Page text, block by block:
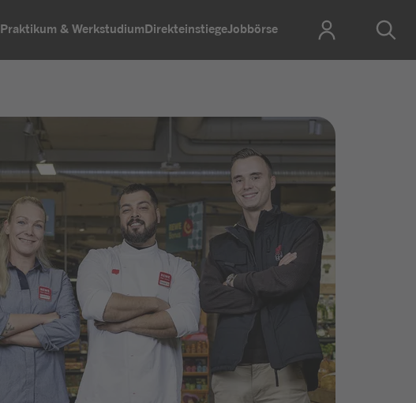
Praktikum & WerkstudiumDirekteinstiegeJobbörse